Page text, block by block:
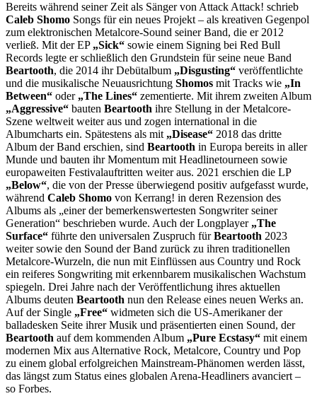
Bereits während seiner Zeit als Sänger von Attack Attack! schrieb
Caleb Shomo Songs für ein neues Projekt – als kreativen Gegenpol
zum elektronischen Metalcore-Sound seiner Band, die er 2012
verließ. Mit der EP „Sick“ sowie einem Signing bei Red Bull
Records legte er schließlich den Grundstein für seine neue Band
Beartooth, die 2014 ihr Debütalbum „Disgusting“ veröffentlichte
und die musikalische Neuausrichtung Shomos mit Tracks wie „In
Between“ oder„The Lines“ zementierte. Mit ihrem zweiten Album
„Aggressive“ bauten Beartooth ihre Stellung in der Metalcore-
Szene weltweit weiter aus und zogen international in die
Albumcharts ein. Spätestens als mit „Disease“ 2018 das dritte
Album der Band erschien, sind Beartooth in Europa bereits in aller
Munde und bauten ihr Momentum mit Headlinetourneen sowie
europaweiten Festivalauftritten weiter aus. 2021 erschien die LP
„Below“, die von der Presse überwiegend positiv aufgefasst wurde,
während Caleb Shomo von Kerrang! in deren Rezension des
Albums als „einer der bemerkenswertesten Songwriter seiner
Generation“ beschrieben wurde. Auch der Longplayer „The
Surface“ führte den universalen Zuspruch fürBeartooth 2023
weiter sowie den Sound der Band zurück zu ihren traditionellen
Metalcore-Wurzeln, die nun mit Einflüssen aus Country und Rock
ein reiferes Songwriting mit erkennbarem musikalischen Wachstum
spiegeln. Drei Jahre nach der Veröffentlichung ihres aktuellen
Albums deuten Beartooth nun den Release eines neuen Werks an.
Auf der Single „Free“ widmeten sich die US-Amerikaner der
balladesken Seite ihrer Musik und präsentierten einen Sound, der
Beartooth auf dem kommenden Album „Pure Ecstasy“ mit einem
modernen Mix aus Alternative Rock, Metalcore, Country und Pop
zu einem global erfolgreichen Mainstream-Phänomen werden lässt,
das längst zum Status eines globalen Arena-Headliners avanciert –
so Forbes.